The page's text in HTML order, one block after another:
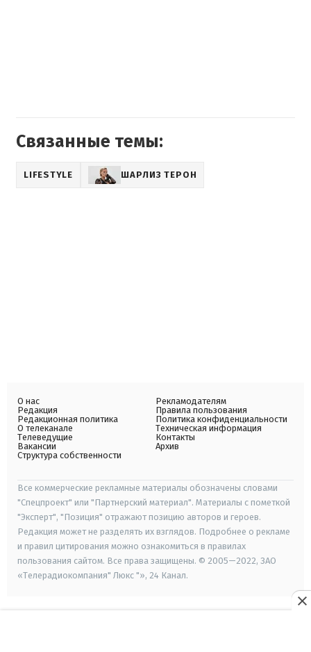
Связанные темы:
LIFESTYLE ШАРЛИЗ ТЕРОН
О нас
Редакция
Редакционная политика
О телеканале
Телеведущие
Вакансии
Структура собственности
Рекламодателям
Правила пользования
Политика конфиденциальности
Техническая информация
Контакты
Архив
Все коммерческие рекламные материалы обозначены словами
"Спецпроект" или "Партнерский материал". Материалы с пометкой
"Эксперт", "Позиция" отражают позицию авторов и героев.
Редакция может не разделять их взглядов. Подробнее о рекламе
и правил цитирования можно ознакомиться в правилах
пользования сайтом. Все права защищены. © 2005—2022, ЗАО
«Телерадиокомпания" Люкс "», 24 Канал.